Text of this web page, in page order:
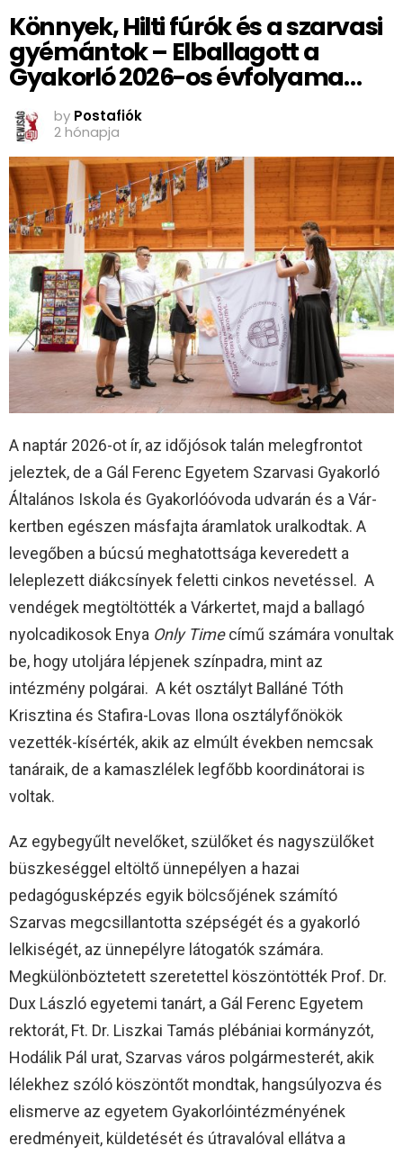
Könnyek, Hilti fúrók és a szarvasi
gyémántok – Elballagott a
Gyakorló 2026-os évfolyama…
by Postafiók
2 hónapja
A naptár 2026-ot ír, az időjósok talán melegfrontot
jeleztek, de a Gál Ferenc Egyetem Szarvasi Gyakorló
Általános Iskola és Gyakorlóóvoda udvarán és a Vár-
kertben egészen másfajta áramlatok uralkodtak. A
levegőben a búcsú meghatottsága keveredett a
leleplezett diákcsínyek feletti cinkos nevetéssel. A
vendégek megtöltötték a Várkertet, majd a ballagó
nyolcadikosok Enya Only Timecímű számára vonultak
be, hogy utoljára lépjenek színpadra, mint az
intézmény polgárai. A két osztályt Balláné Tóth
Krisztina és Stafira-Lovas Ilona osztályfőnökök
vezették-kísérték, akik az elmúlt években nemcsak
tanáraik, de a kamaszlélek legfőbb koordinátorai is
voltak.
Az egybegyűlt nevelőket, szülőket és nagyszülőket
büszkeséggel eltöltő ünnepélyen a hazai
pedagógusképzés egyik bölcsőjének számító
Szarvas megcsillantotta szépségét és a gyakorló
lelkiségét, az ünnepélyre látogatók számára.
Megkülönböztetett szeretettel köszöntötték Prof. Dr.
Dux László egyetemi tanárt, a Gál Ferenc Egyetem
rektorát, Ft. Dr. Liszkai Tamás plébániai kormányzót,
Hodálik Pál urat, Szarvas város polgármesterét, akik
lélekhez szóló köszöntőt mondtak, hangsúlyozva és
elismerve az egyetem Gyakorlóintézményének
eredményeit, küldetését és útravalóval ellátva a